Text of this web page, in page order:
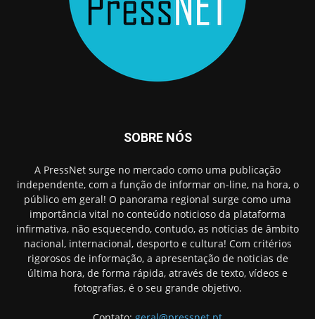
SOBRE NÓS
A PressNet surge no mercado como uma publicação
independente, com a função de informar on-line, na hora, o
público em geral! O panorama regional surge como uma
importância vital no conteúdo noticioso da plataforma
infirmativa, não esquecendo, contudo, as notícias de âmbito
nacional, internacional, desporto e cultura! Com critérios
rigorosos de informação, a apresentação de noticias de
última hora, de forma rápida, através de texto, vídeos e
fotografias, é o seu grande objetivo.